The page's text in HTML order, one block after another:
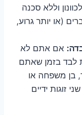
וללא סכנה
(או יותר גרוע,
אם אתם לא
לבד בזמן שאתם
בן משפחה או
זוגות ידיים